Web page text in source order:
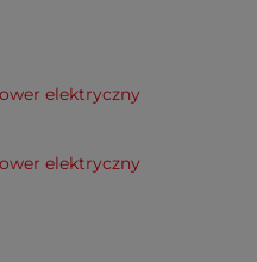
elektryczny
elektryczny